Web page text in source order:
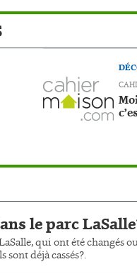
le parc
qui ont été changés
déjà cassés?.